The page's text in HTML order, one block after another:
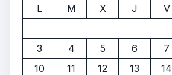
L
M X J V
3
4 5 6 7
10
11 12 13 14